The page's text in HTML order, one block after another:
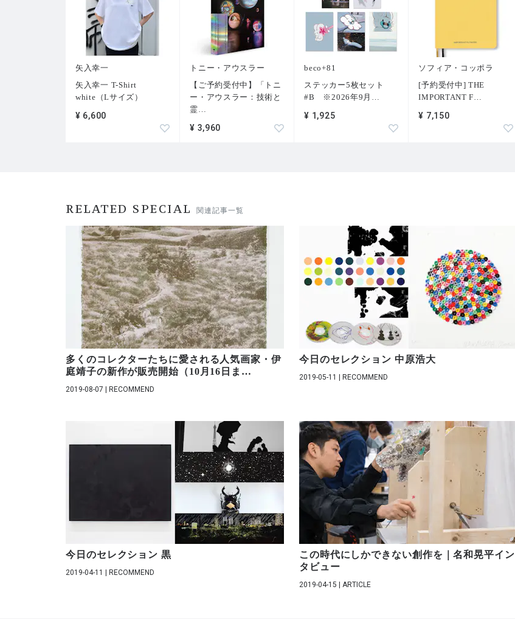
矢入幸一
矢入幸一 T-Shirt
white（Lサイズ）
¥ 6,600
トニー・アウスラー
【ご予約受付中】「トニ
ー・アウスラー：技術と
霊
¥ 3,960
beco+81
ステッカー5枚セット
#B ※2026年9月
¥ 1,925
ソフィア・コッポラ
[予約受付中] THE
IMPORTANT F
¥ 7,150
RELATED SPECIAL 関連記事一覧
多くのコレクターたちに愛される人気画家・伊
庭靖子の新作が販売開始（10月16日ま …
2019-08-07 | RECOMMEND
今日のセレクション 中原浩大
2019-05-11 | RECOMMEND
今日のセレクション 黒
2019-04-11 | RECOMMEND
この時代にしかできない創作を｜名和晃平イン
タビュー
2019-04-15 | ARTICLE